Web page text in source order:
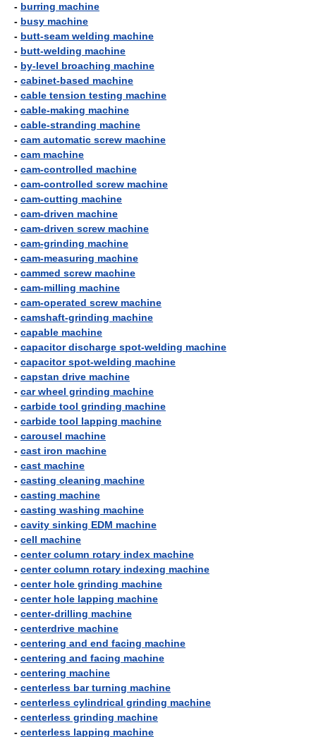
- burring machine
- busy machine
- butt-seam welding machine
- butt-welding machine
- by-level broaching machine
- cabinet-based machine
- cable tension testing machine
- cable-making machine
- cable-stranding machine
- cam automatic screw machine
- cam machine
- cam-controlled machine
- cam-controlled screw machine
- cam-cutting machine
- cam-driven machine
- cam-driven screw machine
- cam-grinding machine
- cam-measuring machine
- cammed screw machine
- cam-milling machine
- cam-operated screw machine
- camshaft-grinding machine
- capable machine
- capacitor discharge spot-welding machine
- capacitor spot-welding machine
- capstan drive machine
- car wheel grinding machine
- carbide tool grinding machine
- carbide tool lapping machine
- carousel machine
- cast iron machine
- cast machine
- casting cleaning machine
- casting machine
- casting washing machine
- cavity sinking EDM machine
- cell machine
- center column rotary index machine
- center column rotary indexing machine
- center hole grinding machine
- center hole lapping machine
- center-drilling machine
- centerdrive machine
- centering and end facing machine
- centering and facing machine
- centering machine
- centerless bar turning machine
- centerless cylindrical grinding machine
- centerless grinding machine
- centerless lapping machine